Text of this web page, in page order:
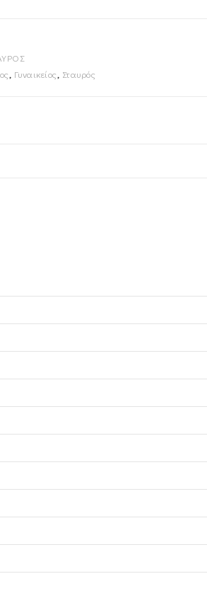
, Γυναικείος, Σταυρός